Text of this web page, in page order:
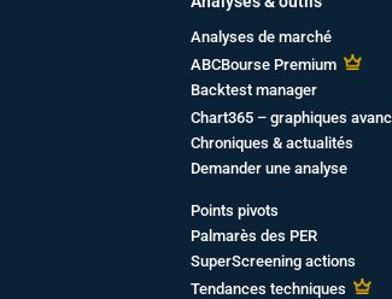
Analyses de marché
ABCBourse Premium
Backtest manager
Chart365 – graphiques
Chroniques & actualités
Demander une analyse
Points pivots
Palmarès des PER
SuperScreening actions
Tendances techniques